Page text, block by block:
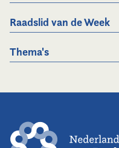
Raadslid van de Week
Thema's